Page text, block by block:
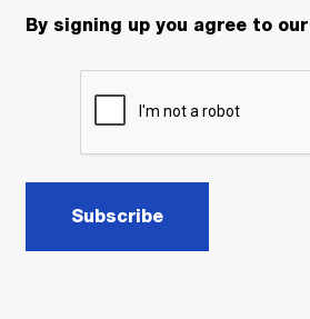
By signing up you agree to our
Subscribe